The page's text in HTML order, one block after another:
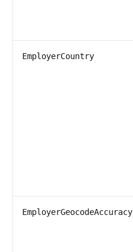
EmployerCountry
EmployerGeocodeAccuracy